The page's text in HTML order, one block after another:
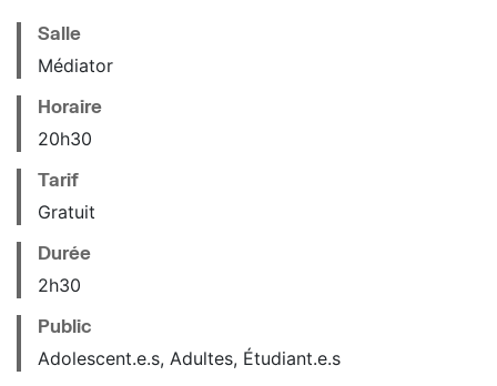
Salle
Médiator
Horaire
20h30
Tarif
Gratuit
Durée
2h30
Public
Adolescent.e.s, Adultes, Étudiant.e.s